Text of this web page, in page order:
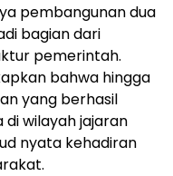
pembangunan dua
bagian dari
pemerintah.
bahwa hingga
yang berhasil
wilayah jajaran
nyata kehadiran